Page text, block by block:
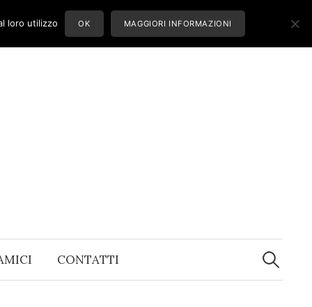
CONTATTI
Ricerca
per:
loro utilizzo OK MAGGIORI INFORMAZIONI